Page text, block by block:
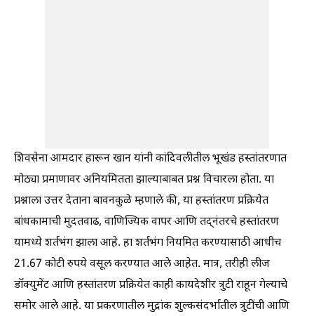
शिवसेना आमदार हारून खान यांनी कांदिवलीतील भूखंड हस्तांतरणात
मोठ्या प्रमाणावर अनियमितता झाल्याबाबत प्रश्न विचारला होता. या
प्रश्नाला उत्तर देताना बावनकुळे म्हणाले की, या हस्तांतरण प्रक्रियेत
बांधकामाची मुदतवाढ, वाणिज्यिक वापर आणि तद्नंतरचे हस्तांतरण
यामध्ये शर्तभंग झाला आहे. हा शर्तभंग नियमित करण्यासाठी आधीच
21.67 कोटी रुपये वसूल करण्यात आले आहेत. मात्र, तरीही लीज
डॉक्युमेंट आणि हस्तांतरण प्रक्रियेत काही कायदेशीर त्रुटी राहून गेल्याचे
समोर आले आहे. या प्रकरणातील मुद्रांक शुल्कसंदर्भातील त्रुटींची आणि